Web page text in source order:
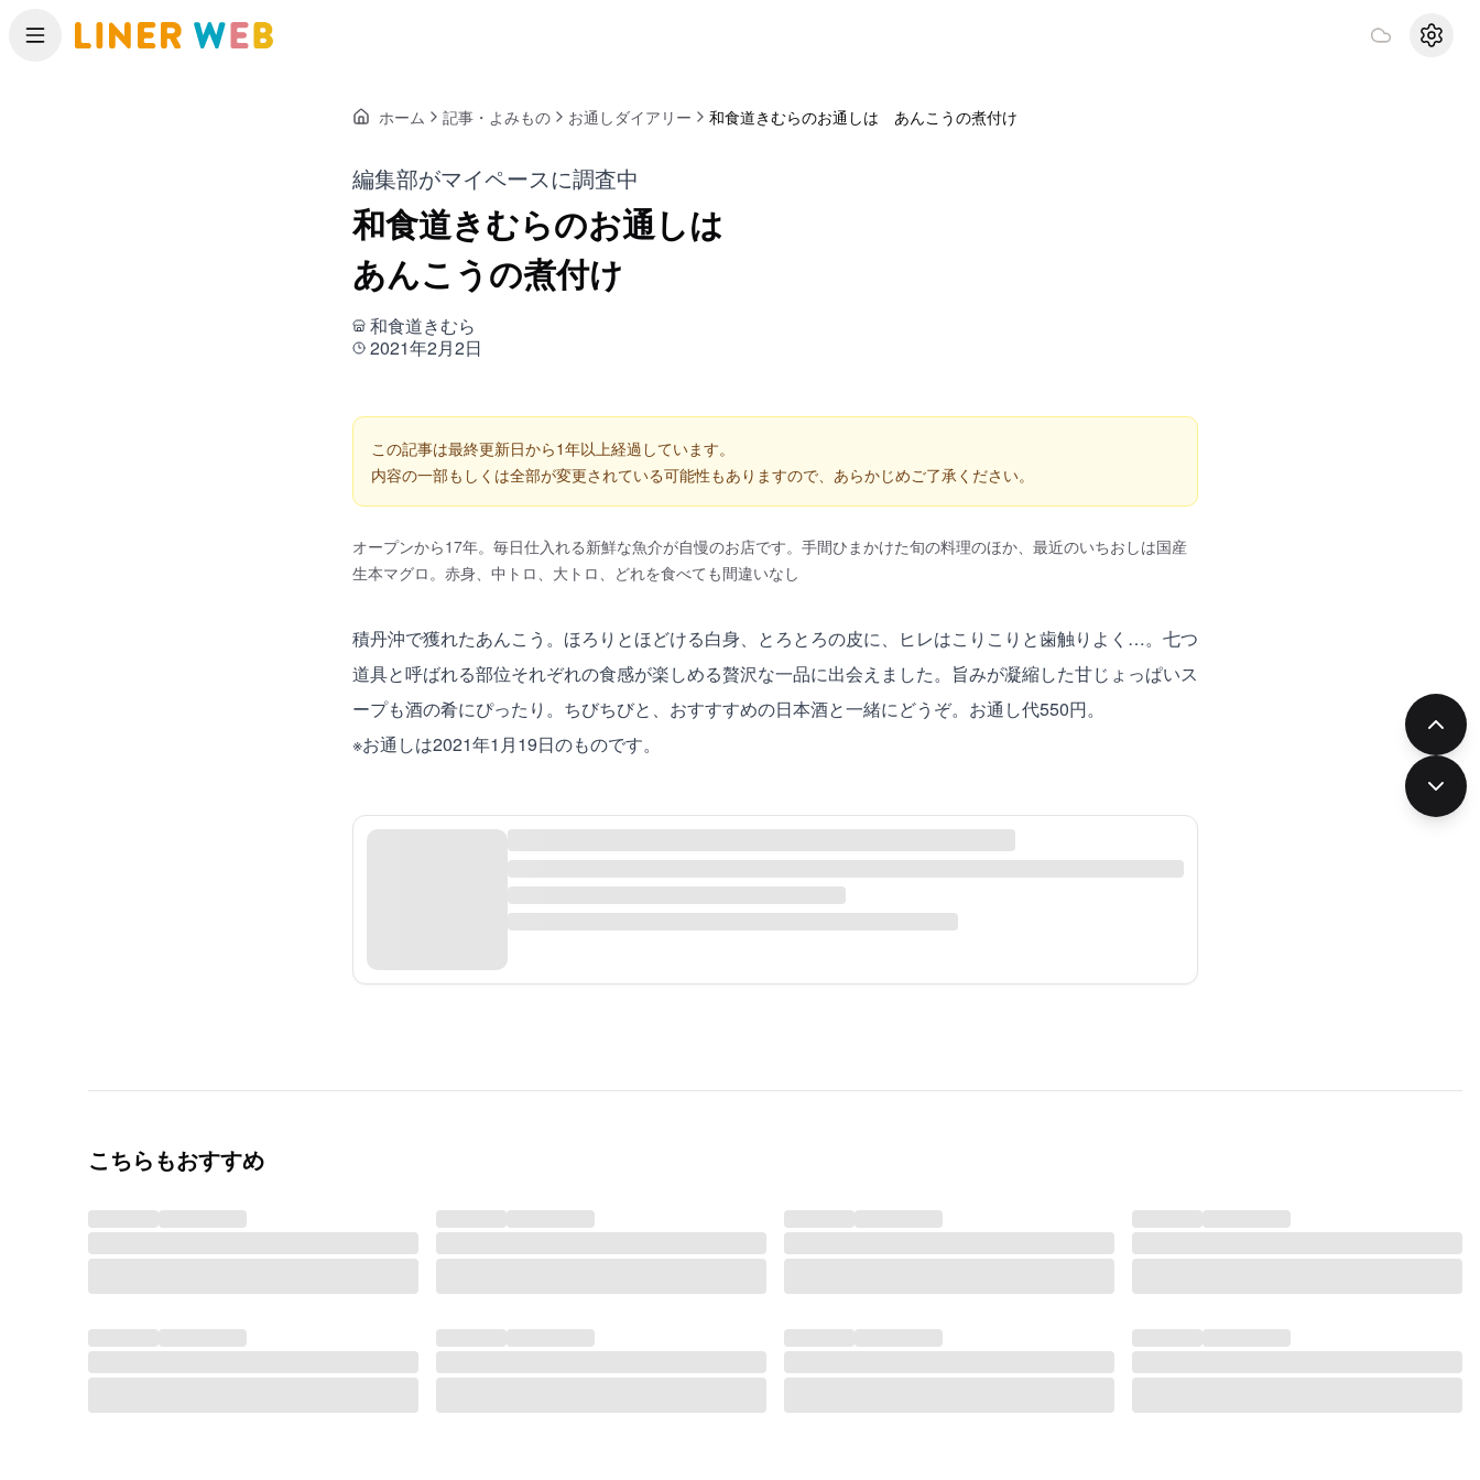
メニュー 設定
ホーム 記事・よみもの お通しダイアリー 和食道きむらのお通しは あんこうの煮付け
編集部がマイペースに調査中
和食道きむらのお通しは
あんこうの煮付け
和食道きむら
2021年2月2日
この記事は最終更新日から1年以上経過しています。
内容の一部もしくは全部が変更されている可能性もありますので、あらかじめご了承ください。
オープンから17年。毎日仕入れる新鮮な魚介が自慢のお店です。手間ひまかけた旬の料理のほか、最近のいちおしは国産
生本マグロ。赤身、中トロ、大トロ、どれを食べても間違いなし
積丹沖で獲れたあんこう。ほろりとほどける白身、とろとろの皮に、ヒレはこりこりと歯触りよく…。七つ
道具と呼ばれる部位それぞれの食感が楽しめる贅沢な一品に出会えました。旨みが凝縮した甘じょっぱいス
ープも酒の肴にぴったり。ちびちびと、おすすすめの日本酒と一緒にどうぞ。お通し代550円。
※お通しは2021年1月19日のものです。
こちらもおすすめ